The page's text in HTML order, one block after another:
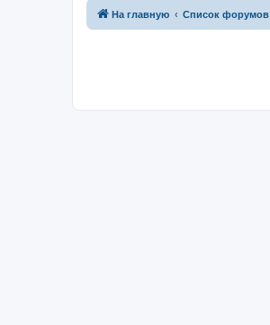
На главную Список форумов